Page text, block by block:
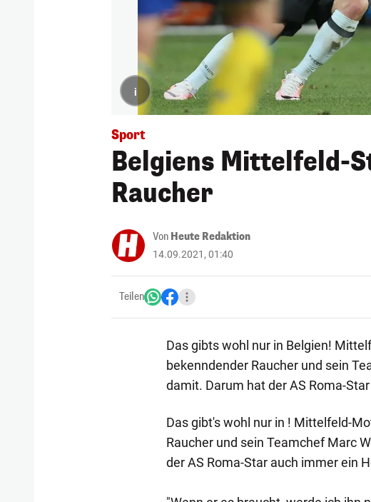
i
Sport
Belgiens Mittelfeld-
Raucher
Von Heute Redaktion
14.09.2021, 01:40
Teilen
Das gibts wohl nur in Belgien!
bekenndender Raucher und sein
damit. Darum hat der AS Roma-
Das gibt's wohl nur in ! Mittelfeld-
Raucher und sein Teamchef Marc
der AS Roma-Star auch immer ein